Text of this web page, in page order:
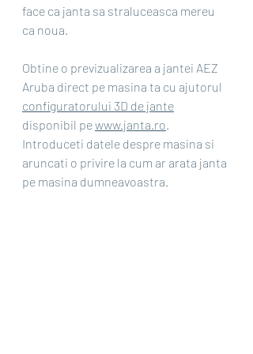
face ca janta sa straluceasca mereu
ca noua.
Obtine o previzualizarea a jantei AEZ
Aruba direct pe masina ta cu ajutorul
configuratorului 3D de jante
disponibil pe www.janta.ro.
Introduceti datele despre masina si
aruncati o privire la cum ar arata janta
pe masina dumneavoastra.